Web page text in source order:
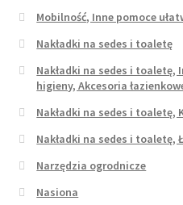
Mobilność, Inne pomoce
Nakładki na sedes i toaletę
Nakładki na sedes i toaletę,
higieny, Akcesoria
Nakładki na sedes i toaletę,
Nakładki na sedes i toaletę,
Narzędzia ogrodnicze
Nasiona